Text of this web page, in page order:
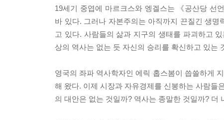
19세기 중엽에 마르크스와 엥겔스는 《공산당 선
바 있다. 그러나 자본주의는 아직까지 끈질긴 생
고 있다. 사람들의 삶과 지구의 생태를 파괴하고
상의 역사는 없는 듯 자신의 승리를 확신하고 있는
영국의 좌파 역사학자인 에릭 홉스봄이 씁쓸하게
해 왔다. 이제 시장과 자유경제를 신봉하는 사람들
의 대안은 없는 것일까? 역사는 종말한 것일까? 더